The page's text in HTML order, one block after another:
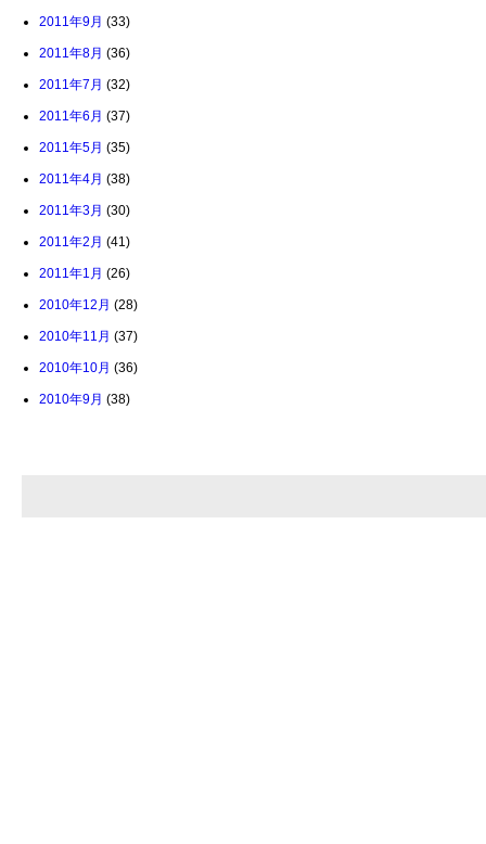
2011年9月 (33)
2011年8月 (36)
2011年7月 (32)
2011年6月 (37)
2011年5月 (35)
2011年4月 (38)
2011年3月 (30)
2011年2月 (41)
2011年1月 (26)
2010年12月 (28)
2010年11月 (37)
2010年10月 (36)
2010年9月 (38)